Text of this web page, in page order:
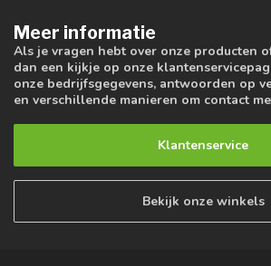
Meer informatie
Als je vragen hebt over onze producten
dan een kijkje op onze
onze bedrijfsgegevens, antwoorden op
en verschillende manieren om contact
Klantenservice
Bekijk onze winkels